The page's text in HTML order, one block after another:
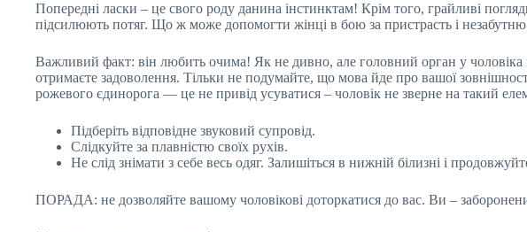
Попередні ласки – це свого роду данина інстинктам! Крім того, грайливі
підсилюють потяг. Що ж може допомогти жінці в бою за пристрасть і незабутню
Важливий факт: він любить очима! Як не дивно, але головний орган у чоловіка
отримаєте задоволення. Тільки не подумайте, що мова йде про вашої
рожевого єдинорога — це не привід усуватися – чоловік не зверне на такий
Підберіть відповідне звуковий супровід.
Слідкуйте за плавністю своїх рухів.
Не слід знімати з себе весь одяг. Залишіться в нижній білизні і
ПОРАДА: не дозволяйте вашому чоловікові доторкатися до вас. Ви –